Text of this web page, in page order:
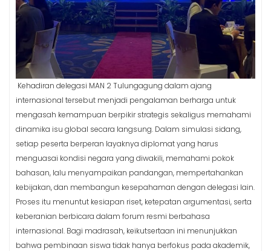
Kehadiran delegasi MAN 2 Tulungagung dalam ajang
internasional tersebut menjadi pengalaman berharga untuk
mengasah kemampuan berpikir strategis sekaligus memahami
dinamika isu global secara langsung. Dalam simulasi sidang,
setiap peserta berperan layaknya diplomat yang harus
menguasai kondisi negara yang diwakili, memahami pokok
bahasan, lalu menyampaikan pandangan, mempertahankan
kebijakan, dan membangun kesepahaman dengan delegasi lain.
Proses itu menuntut kesiapan riset, ketepatan argumentasi, serta
keberanian berbicara dalam forum resmi berbahasa
internasional. Bagi madrasah, keikutsertaan ini menunjukkan
bahwa pembinaan siswa tidak hanya berfokus pada akademik,